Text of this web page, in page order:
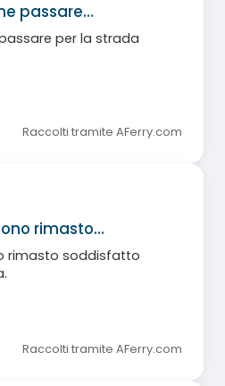
passare…
per la strada
Raccolti tramite AFerry.com
rimasto…
rimasto soddisfatto
Raccolti tramite AFerry.com